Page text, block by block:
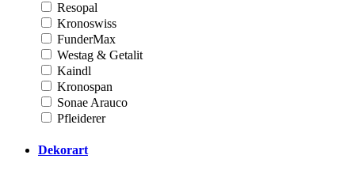
Resopal
Kronoswiss
FunderMax
Westag & Getalit
Kaindl
Kronospan
Sonae Arauco
Pfleiderer
Dekorart